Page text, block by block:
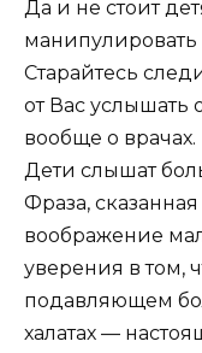
Да и не стоит
Старайтесь
от Вас услышать
вообще о врачах.
Дети слышат
Фраза,
воображение
уверения в том,
подавляющем
халатах —